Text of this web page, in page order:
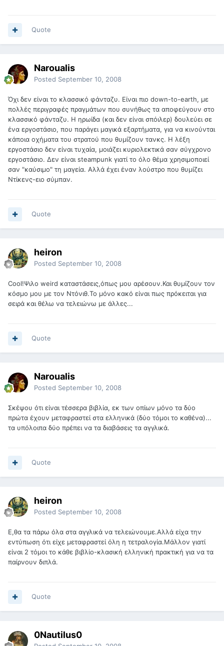
Quote
Naroualis
Posted September 10, 2008
Όχι δεν είναι το κλασσικό φάνταζυ. Είναι πιο down-to-earth, με
πολλές περιγραφές πραγμάτων που συνήθως τα αποφεύγουν στο
κλασσικό φάνταζυ. Η ηρωίδα (και δεν είναι σπόιλερ) δουλεύει σε
ένα εργοστάσιο, που παράγει μαγικά εξαρτήματα, για να κινούνται
κάποια οχήματα του στρατού που θυμίζουν τανκς. Η λέξη
εργοστάσιο δεν είναι τυχαία, μοιάζει κυριολεκτικά σαν σύγχρονο
εργοστάσιο. Δεν είναι steampunk γιατί το όλο θέμα χρησιμοποιεί
σαν "καύσιμο" τη μαγεία. Αλλά έχει έναν λούστρο που θυμίζει
Ντίκενς-ειο σύμπαν.
Quote
heiron
Posted September 10, 2008
Cool!Ψιλο weird καταστάσεις,όπως μου αρέσουν.Και θυμίζουν τον
κόσμο μου με τον Ντόνιθ.Το μόνο κακό είναι πως πρόκειται για
σειρά και θέλω να τελειώνω με άλλες...
Quote
Naroualis
Posted September 10, 2008
Σκέψου ότι είναι τέσσερα βιβλία, εκ των οπίων μόνο τα δύο
πρώτα έχουν μεταφραστεί στα ελληνικά (δύο τόμοι το καθένα)...
τα υπόλοιπα δύο πρέπει να τα διαβάσεις τα αγγλικά.
Quote
heiron
Posted September 10, 2008
Ε,θα τα πάρω όλα στα αγγλικά να τελειώνουμε.Αλλά είχα την
εντύπωση ότι είχε μεταφραστεί όλη η τετραλογία.Μάλλον γιατί
είναι 2 τόμοι το κάθε βιβλίο-κλασική ελληνική πρακτική για να τα
παίρνουν διπλά.
Quote
0Nautilus0